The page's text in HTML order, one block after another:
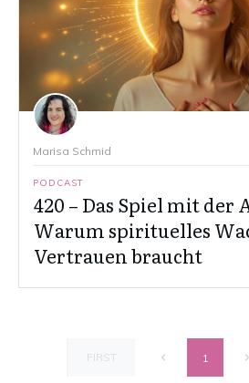
Marisa Schmid
PODCAST
420 – Das Spiel mit der
Warum spirituelles
Vertrauen braucht
FIRST 1